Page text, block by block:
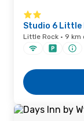
Studio 6 Little
Little Rock · 9